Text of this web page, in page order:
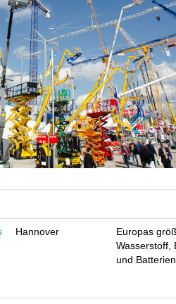
Hannover
Europas
Wasserstoff,
und Batterien